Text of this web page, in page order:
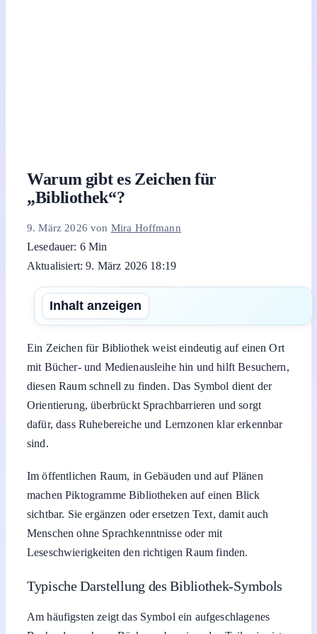
Warum gibt es Zeichen für
„Bibliothek“?
9. März 2026 von Mira Hoffmann
Lesedauer: 6 Min
Aktualisiert: 9. März 2026 18:19
Inhalt anzeigen
Ein Zeichen für Bibliothek weist eindeutig auf einen Ort
mit Bücher- und Medienausleihe hin und hilft Besuchern,
diesen Raum schnell zu finden. Das Symbol dient der
Orientierung, überbrückt Sprachbarrieren und sorgt
dafür, dass Ruhebereiche und Lernzonen klar erkennbar
sind.
Im öffentlichen Raum, in Gebäuden und auf Plänen
machen Piktogramme Bibliotheken auf einen Blick
sichtbar. Sie ergänzen oder ersetzen Text, damit auch
Menschen ohne Sprachkenntnisse oder mit
Leseschwierigkeiten den richtigen Raum finden.
Typische Darstellung des Bibliothek-Symbols
Am häufigsten zeigt das Symbol ein aufgeschlagenes